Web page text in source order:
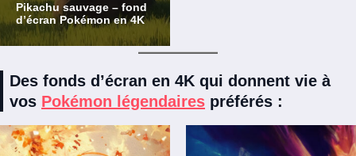
Pikachu sauvage – fond
d’écran Pokémon en 4K
Des fonds d’écran en 4K qui donnent vie à
vos Pokémon légendaires préférés :